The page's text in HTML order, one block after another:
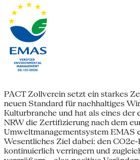
PACT Zollverein setzt ein starkes
neuen Standard für nachhaltiges
Kulturbranche und hat als eines der
NRW die Zertifizierung nach dem
Umweltmanagementsystem EMAS
Wesentliches Ziel dabei: den
kontinuierlich verringern und